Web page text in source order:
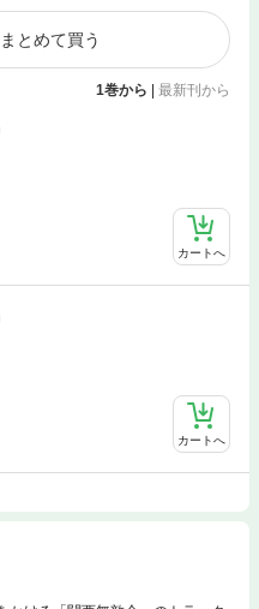
とめて買う
1巻から 最新刊から
カートへ
カートへ